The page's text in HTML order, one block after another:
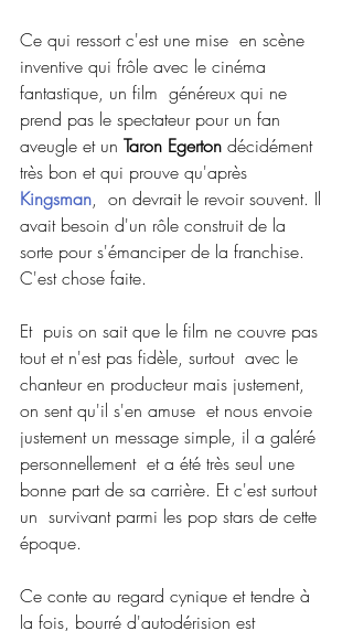
Ce qui ressort c'est une mise  en scène
inventive qui frôle avec le cinéma
fantastique, un film  généreux qui ne
prend pas le spectateur pour un fan
aveugle et un Taron Egerton décidément
très bon et qui prouve qu'après
Kingsman,  on devrait le revoir souvent. Il
avait besoin d'un rôle construit de la
sorte pour s'émanciper de la franchise.
C'est chose faite.
Et  puis on sait que le film ne couvre pas
tout et n'est pas fidèle, surtout  avec le
chanteur en producteur mais justement,
on sent qu'il s'en amuse  et nous envoie
justement un message simple, il a galéré
personnellement  et a été très seul une
bonne part de sa carrière. Et c'est surtout
un  survivant parmi les pop stars de cette
époque.
Ce conte au regard cynique et tendre à
la fois, bourré d'autodérision est